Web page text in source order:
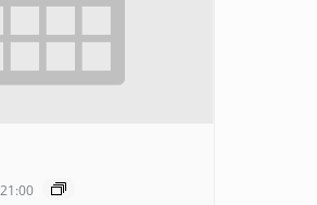
21:00